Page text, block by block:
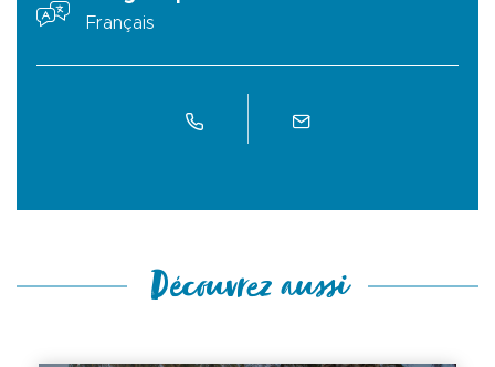
Français
Découvrez aussi